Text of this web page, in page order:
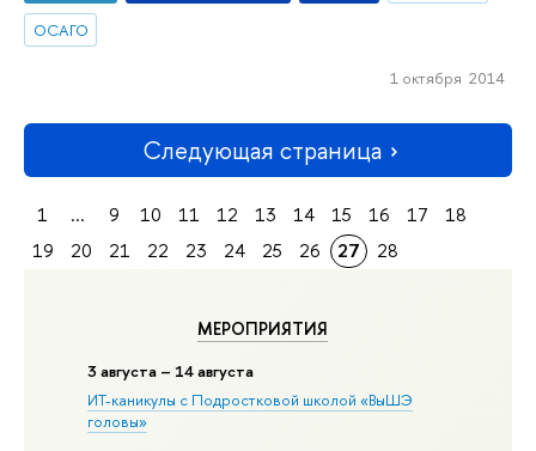
МЕРОПРИЯТИЯ
3 августа – 14 августа
ИТ-каникулы с Подростковой школой «ВыШЭ
головы»
ОСАГО
1 октября 2014
Следующая страница
1 ... 9 10 11 12 13 14 15 16 17
18
19
20 21 22 23 24 25 26 27 28